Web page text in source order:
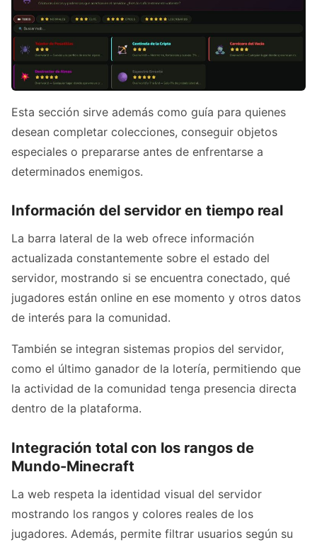
Esta sección sirve además como guía para quienes
desean completar colecciones, conseguir objetos
especiales o prepararse antes de enfrentarse a
determinados enemigos.
Información del servidor en tiempo real
La barra lateral de la web ofrece información
actualizada constantemente sobre el estado del
servidor, mostrando si se encuentra conectado, qué
jugadores están online en ese momento y otros datos
de interés para la comunidad.
También se integran sistemas propios del servidor,
como el último ganador de la lotería, permitiendo que
la actividad de la comunidad tenga presencia directa
dentro de la plataforma.
Integración total con los rangos de
Mundo-Minecraft
La web respeta la identidad visual del servidor
mostrando los rangos y colores reales de los
jugadores. Además, permite filtrar usuarios según su